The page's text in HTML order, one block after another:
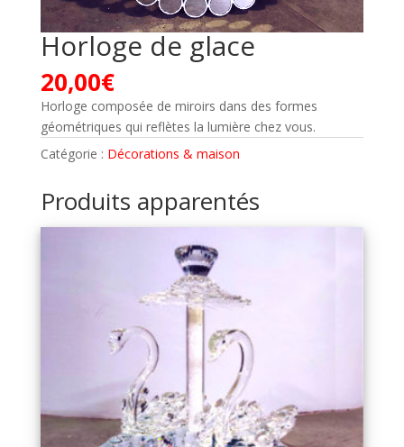
Horloge de glace
20,00€
Horloge composée de miroirs dans des formes
géométriques qui reflètes la lumière chez vous.
Catégorie : Décorations & maison
Produits apparentés